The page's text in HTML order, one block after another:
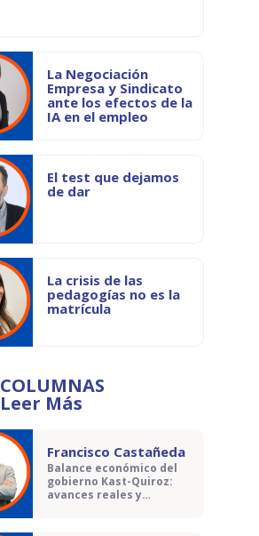
La Negociación
Empresa y Sindicato
ante los efectos de la
IA en el empleo
El test que dejamos
de dar
La crisis de las
pedagogías no es la
matrícula
COLUMNAS
Leer Más
Francisco Castañeda
Balance económico del
gobierno Kast-Quiroz:
avances reales y